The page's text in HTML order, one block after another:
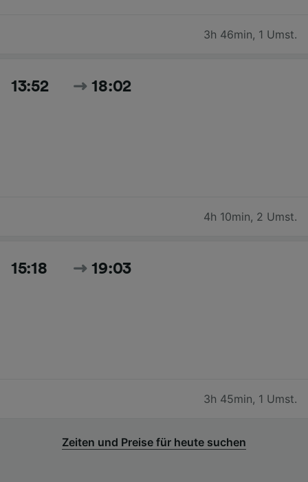
3h 46min, 1 Umst.
13:52 18:02
4h 10min, 2 Umst.
15:18 19:03
3h 45min, 1 Umst.
Zeiten und Preise für heute suchen